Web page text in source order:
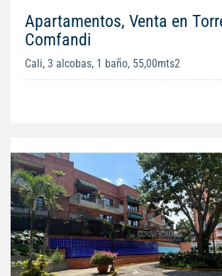
Apartamentos, Venta en
Comfandi
Cali, 3 alcobas, 1 baño, 55,00mts2